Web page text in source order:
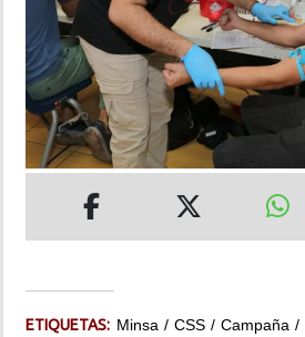
INSÓLITAS
MULTIMEDIA
ETIQUETAS: Minsa CSS Campaña